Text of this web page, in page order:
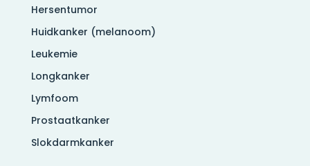
Hersentumor
Huidkanker (melanoom)
Leukemie
Longkanker
Lymfoom
Prostaatkanker
Slokdarmkanker